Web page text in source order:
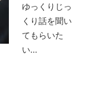
ゆっくりじっ
くり話を聞い
てもらいた
い…